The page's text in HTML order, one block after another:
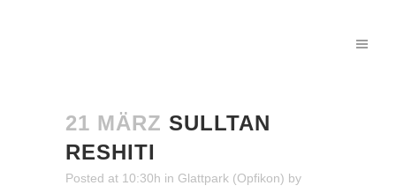
21 MÄRZ SULLTAN
RESHITI
Posted at 10:30h in Glattpark (Opfikon) by